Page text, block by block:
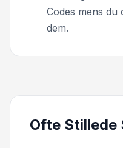
Codes mens du
dem.
Ofte Stillede